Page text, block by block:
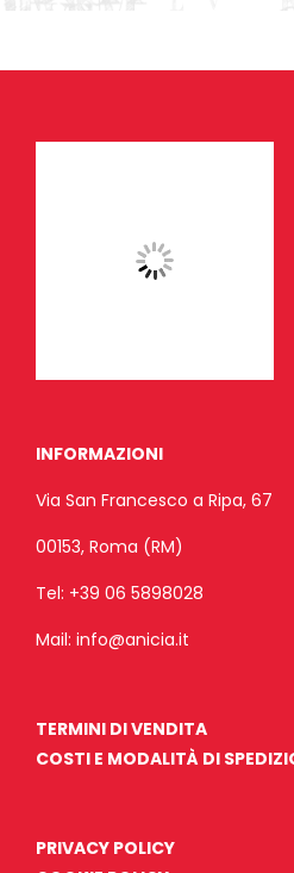
INFORMAZIONI
Via San Francesco a Ripa, 67
00153, Roma (RM)
Tel: +39 06 5898028
Mail: info@anicia.it
TERMINI DI VENDITA
COSTI E MODALITÀ DI
PRIVACY POLICY